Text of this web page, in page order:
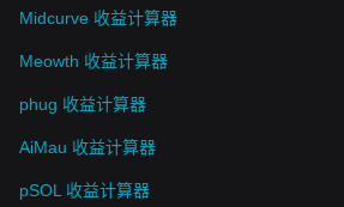
Midcurve 收益计算器
Meowth 收益计算器
phug 收益计算器
AiMau 收益计算器
pSOL 收益计算器